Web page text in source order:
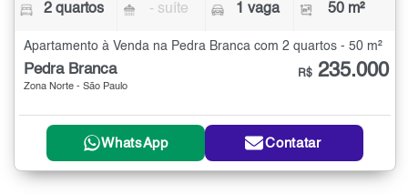
2 quartos - suíte 1 vaga 50 m²
Apartamento à Venda na Pedra Branca com 2 quartos - 50 m²
Pedra Branca
Zona Norte - São Paulo
R$ 235.000
WhatsApp Contatar